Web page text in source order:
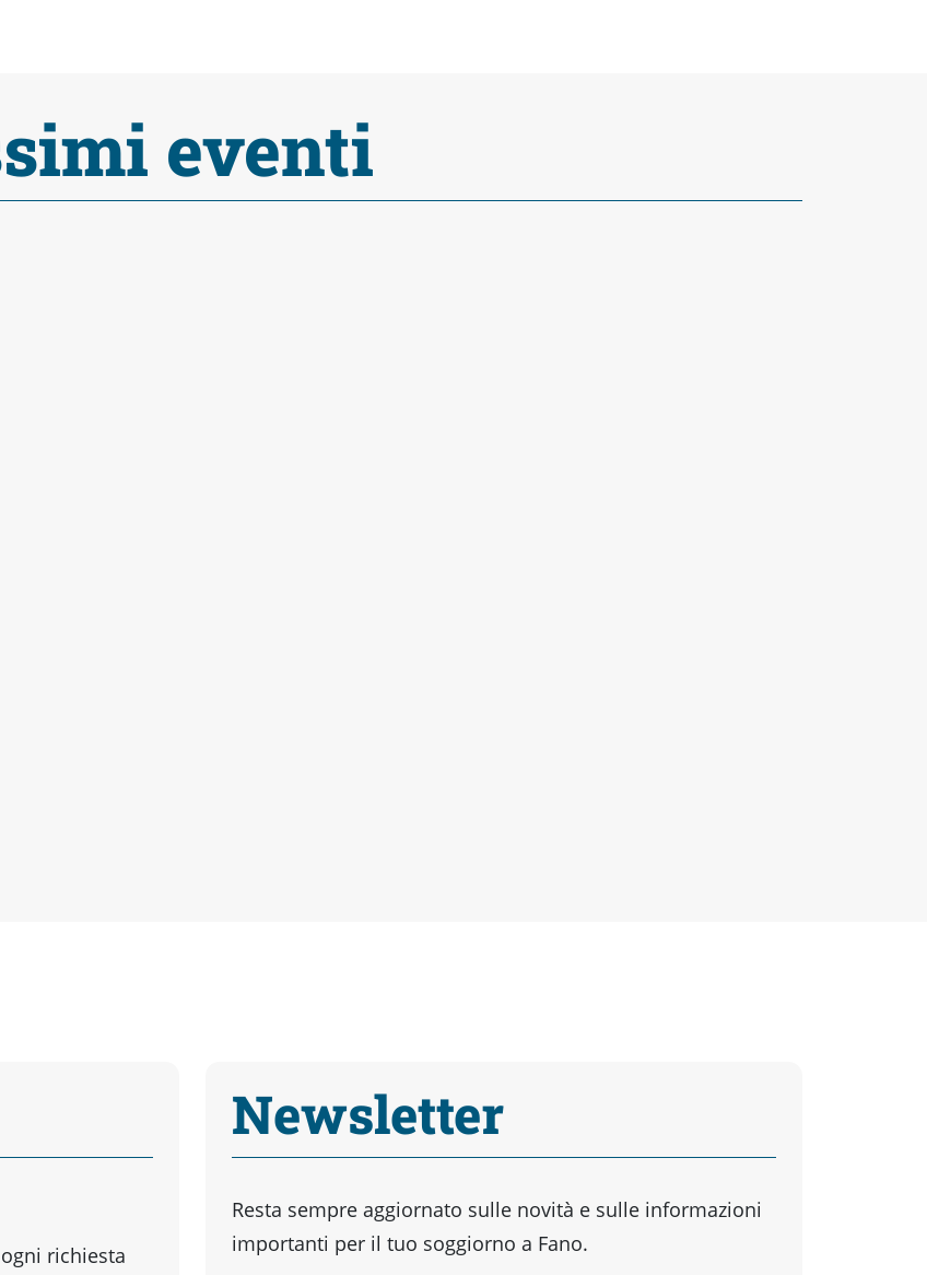
eventi
richiesta
Newsletter
Resta sempre aggiornato sulle novità e sulle informazioni
importanti per il tuo soggiorno a Fano.